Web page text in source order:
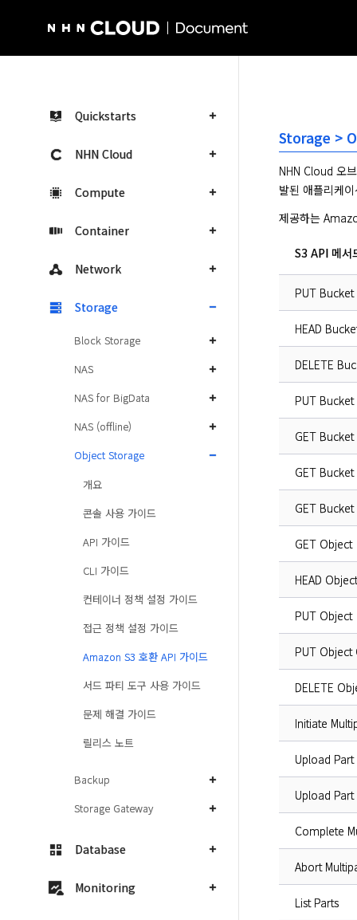
Quickstarts
NHN Cloud
Compute
Container
Network
Storage
Block Storage
NAS
NAS for BigData
NAS (offline)
Object Storage
개요
콘솔 사용 가이드
API 가이드
CLI 가이드
컨테이너 정책 설정 가이드
접근 정책 설정 가이드
Amazon S3 호환 API 가이드
서드 파티 도구 사용 가이드
문제 해결 가이드
릴리스 노트
Backup
Storage Gateway
Database
Monitoring
Storage >
NHN Cloud 오
발된 애플리케
제공하는
S3 API 메서
PUT Bucket
HEAD
DELETE
PUT Bucket
GET Bucket
GET
GET
GET Object
HEAD Object
PUT Object
PUT Object
DELETE
Initiate
Upload Part
Upload
Complete
Abort
List Parts